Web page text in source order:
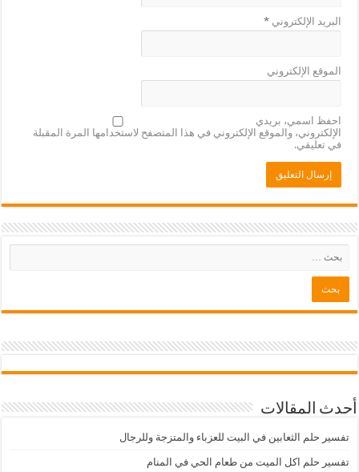
البريد الإلكتروني*
الموقع الإلكتروني
احفظ اسمي، بريدي
الإلكتروني، والموقع الإلكتروني في هذا المتصفح لاستخدامها المرة المقبلة
في تعليقي.
أحدث المقالات
تفسير حلم الثعابين في البيت للعزباء والمتزجة وللرجال
تفسير حلم اكل الميت من طعام الحي في المنام